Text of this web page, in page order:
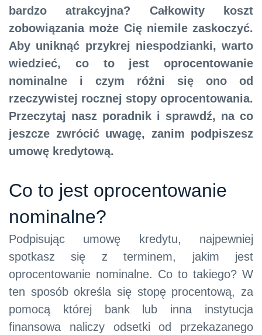
bardzo atrakcyjna? Całkowity koszt
zobowiązania może Cię niemile zaskoczyć.
Aby uniknąć przykrej niespodzianki, warto
wiedzieć, co to jest oprocentowanie
nominalne i czym różni się ono od
rzeczywistej rocznej stopy oprocentowania.
Przeczytaj nasz poradnik i sprawdź, na co
jeszcze zwrócić uwagę, zanim podpiszesz
umowę kredytową.
Co to jest oprocentowanie
nominalne?
Podpisując umowę kredytu, najpewniej
spotkasz się z terminem, jakim jest
oprocentowanie nominalne. Co to takiego? W
ten sposób określa się stopę procentową, za
pomocą której bank lub inna instytucja
finansowa naliczy odsetki od przekazanego